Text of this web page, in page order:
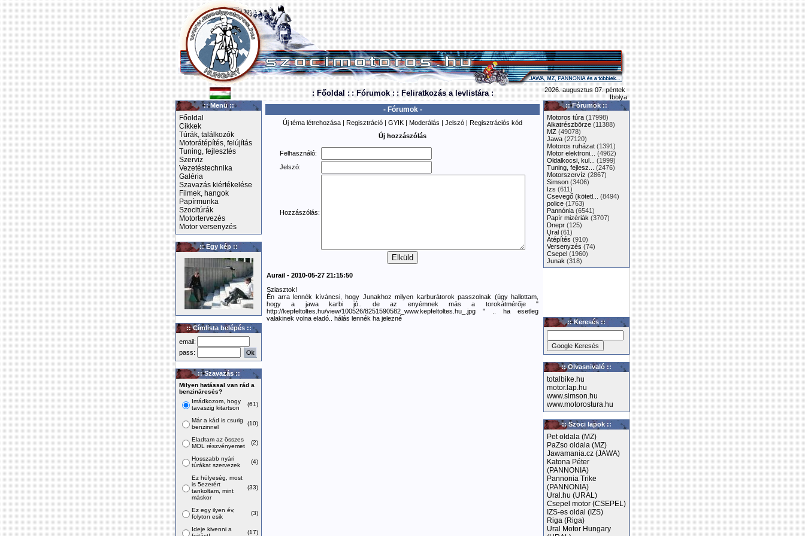
: Főoldal : : Fórumok : : Feliratkozás a levlistára :
2026. augusztus 07. péntek
Ibolya
:: Menü ::
Főoldal
Cikkek
Túrák, találkozók
Motorátépítés, felújítás
Tuning, fejlesztés
Szerviz
Vezetéstechnika
Galéria
Szavazás kiértékelése
Filmek, hangok
Papírmunka
Szocitúrák
Motortervezés
Motor versenyzés
:: Egy kép ::
:: Címlista belépés ::
email:
pass:
:: Szavazás ::
Milyen hatással van rád a
benzináresés?
Imádkozom, hogy
tavaszig kitartson
(61)
Már a kád is csurig
benzinnel
(10)
Eladtam az összes
MOL részvényemet
(2)
Hosszabb nyári
túrákat szervezek
(4)
Ez hülyeség, most
is 5ezerért
tankoltam, mint
máskor
(33)
Ez egy ilyen év,
folyton esik
(3)
Ideje kivenni a
(17)
- Fórumok -
Új téma létrehozása | Regisztráció | GYIK | Moderálás | Jelszó | Regisztrációs kód
Új hozzászólás
Felhasználó:
Jelszó:
Hozzászólás:
Aurail - 2010-05-27 21:15:50
Sziasztok!
Én arra lennék kíváncsi, hogy Junakhoz milyen karburátorok passzolnak (úgy hallottam,
hogy a jawa karbi jó.. de az enyémnek más a torokátmérője "
http://kepfeltoltes.hu/view/100526/8251590582_www.kepfeltoltes.hu_.jpg " .. ha esetleg
valakinek volna eladó.. hálás lennék ha jelezné
:: Fórumok ::
Motoros túra (17998)
Alkatrészbörze (11388)
MZ (49078)
Jawa (27120)
Motoros ruházat (1391)
Motor elektroni...
(4962)
Oldalkocsi, kul...
(1999)
Tuning, fejlesz...
(2476)
Motorszervíz (2867)
Simson (3406)
Izs (611)
Csevegő (kötetl...
(8494)
police (1763)
Pannónia (6541)
Papír mizériák (3707)
Dnepr (125)
Ural (61)
Átépítés (910)
Versenyzés (74)
Csepel (1960)
Junak (318)
:: Keresés ::
:: Olvasnivaló ::
totalbike.hu
motor.lap.hu
www.simson.hu
www.motorostura.hu
:: Szoci lapok ::
Pet oldala (MZ)
PaZso oldala (MZ)
Jawamania.cz (JAWA)
Katona Péter
(PANNONIA)
Pannonia Trike
(PANNONIA)
Ural.hu (URAL)
Csepel motor (CSEPEL)
IZS-es oldal (IZS)
Riga (Riga)
Ural Motor Hungary